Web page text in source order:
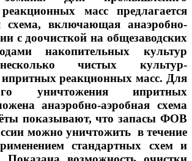
масс предлагается
схема, включающая анаэробно-
с доочисткой на общезаводских
накопительных культур
чистых культур-
ипритных реакционных масс. Для
уничтожения ипритных
анаэробно-аэробная схема
показывают, что запасы ФОВ
можно уничтожить в течение
стандартных схем и